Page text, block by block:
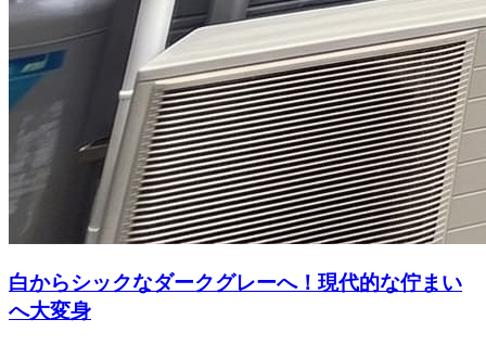
白からシックなダークグレーへ！現代的な佇まい
へ大変身